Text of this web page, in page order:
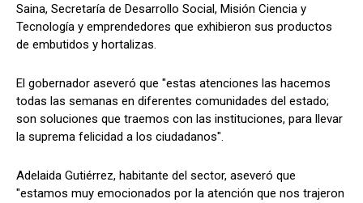
Saina, Secretaría de Desarrollo Social, Misión Ciencia y
Tecnología y emprendedores que exhibieron sus productos
de embutidos y hortalizas.
El gobernador aseveró que "estas atenciones las hacemos
todas las semanas en diferentes comunidades del estado;
son soluciones que traemos con las instituciones, para llevar
la suprema felicidad a los ciudadanos".
Adelaida Gutiérrez, habitante del sector, aseveró que
"estamos muy emocionados por la atención que nos trajeron